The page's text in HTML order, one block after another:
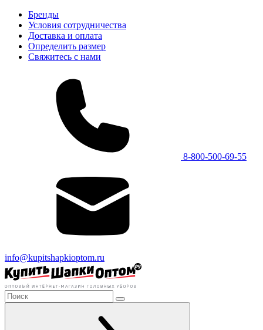
Бренды
Условия сотрудничества
Доставка и оплата
Определить размер
Свяжитесь с нами
8-800-500-69-55
info@kupitshapkioptom.ru